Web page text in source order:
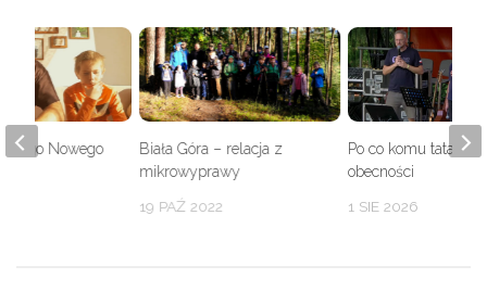
Biała Góra – relacja z
mikrowyprawy
19 PAŹ 2022
Po co komu tata? O
obecności
1 SIE 2026
Nowego